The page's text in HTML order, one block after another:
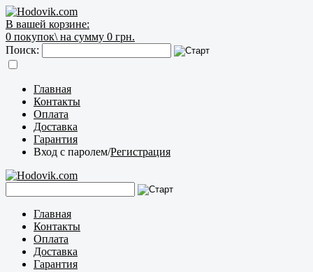
В вашей корзине:
0 покупок\ на сумму 0 грн.
Поиск:
Главная
Контакты
Оплата
Доставка
Гарантия
Вход с паролем/Регистрация
Главная
Контакты
Оплата
Доставка
Гарантия